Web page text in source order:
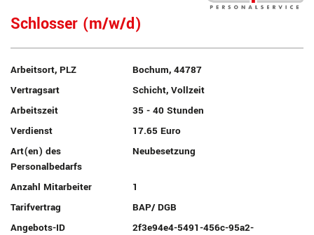
Schlosser (m/w/d)
Arbeitsort, PLZ
Bochum, 44787
Vertragsart
Schicht, Vollzeit
Arbeitszeit
35 - 40 Stunden
Verdienst
17.65 Euro
Art(en) des
Personalbedarfs
Neubesetzung
Anzahl Mitarbeiter
1
Tarifvertrag
BAP/ DGB
Angebots-ID
2f3e94e4-5491-456c-95a2-